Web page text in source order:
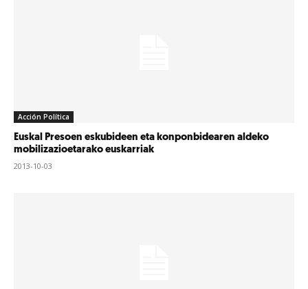
Acción Política
Euskal Presoen eskubideen eta konponbidearen aldeko
mobilizazioetarako euskarriak
2013-10-03